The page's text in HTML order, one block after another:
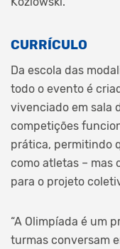
CURRÍCULO
Da escola das
todo o evento é
vivenciado em sala
competições
prática, permitindo
como atletas – mas
para o projeto
“A Olimpíada é um
turmas conversam